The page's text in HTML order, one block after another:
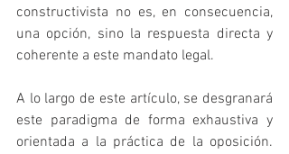
constructivista no es, en consecuencia,
una opción, sino la respuesta directa y
coherente a este mandato legal.
A lo largo de este artículo, se desgranará
este paradigma de forma exhaustiva y
orientada a la práctica de la oposición.